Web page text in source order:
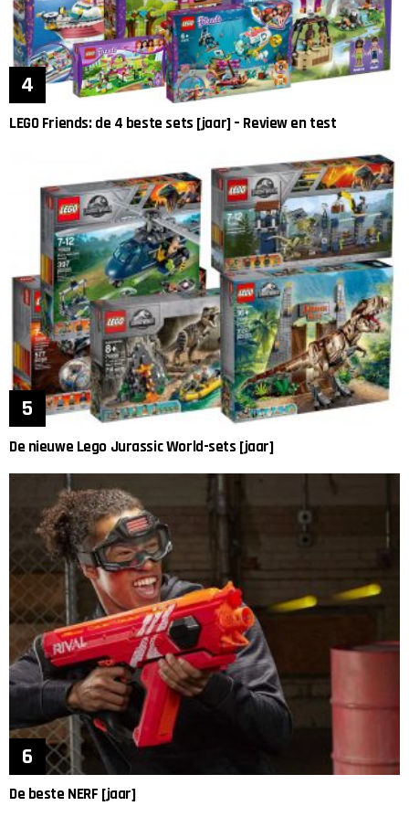
LEGO Friends: de 4 beste sets [jaar] – Review en test
De nieuwe Lego Jurassic World-sets [jaar]
De beste NERF [jaar]